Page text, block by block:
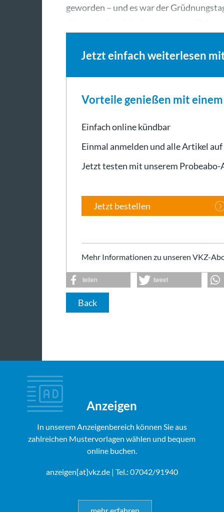
geworden – und es war der
Jetzt einfach weiterlesen
Vorteile genießen mit
Einfach online kündbar
Einmal anmelden und alle Artikel auf
Jetzt testen mit unserem Probeabo-
Jetzt bestellen
Mehr Informationen zu unseren VKZ-
teilen tweet
Back
Anzeigen
In unserem Anzeigenbereich können Sie aus
zahlreichen Mustervorlagen wählen und bequem
online buchen.
anzeigen[at]vkz.de| Tel.: 07042/91940